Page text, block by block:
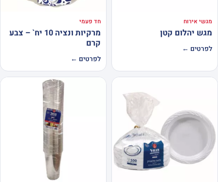
מגשי אירוח
מגש יהלום קטן
לפרטים ←
חד פעמי
מרקיות ונציה 10 יח` – צבע
קרם
לפרטים ←